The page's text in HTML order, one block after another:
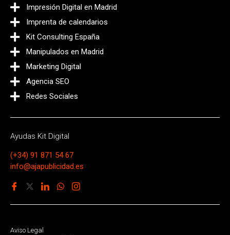
Impresión Digital en Madrid
Imprenta de calendarios
Kit Consulting España
Manipulados en Madrid
Marketing Digital
Agencia SEO
Redes Sociales
Ayudas Kit Digital
(+34) 91 871 54 67
info@ajapublicidad.es
Aviso Legal